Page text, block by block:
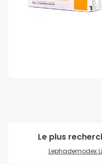
Le plus
Lephademodex